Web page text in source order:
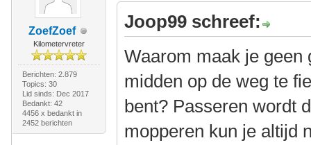
ZoefZoef
Kilometervreter
Berichten: 2.879
Topics: 30
Lid sinds: Dec 2017
Bedankt: 42
4456 x bedankt in
2452 berichten
Joop99 schreef:
Waarom maak je
midden op de weg te
bent? Passeren wordt
mopperen kun je altijd